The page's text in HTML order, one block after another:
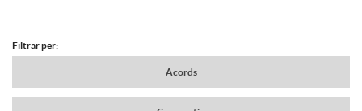
d
N
Filtrar per:
Acords